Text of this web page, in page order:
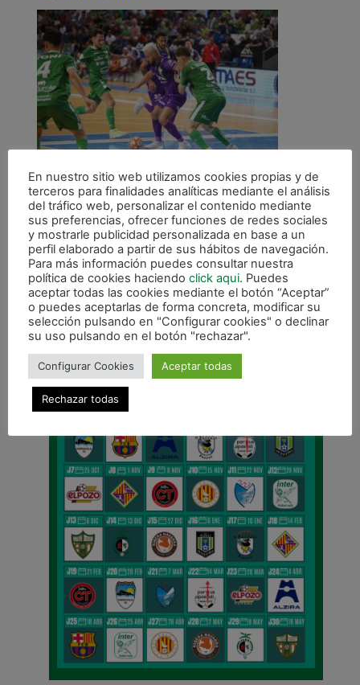
ANTERIOR
La salvación se decidirá en Anaitasuna
CALENDARIO DE LIGA
En nuestro sitio web utilizamos cookies propias y de
terceros para finalidades analíticas mediante el análisis
del tráfico web, personalizar el contenido mediante
sus preferencias, ofrecer funciones de redes sociales
y mostrarle publicidad personalizada en base a un
perfil elaborado a partir de sus hábitos de navegación.
Para más información puedes consultar nuestra
política de cookies haciendo click aqui. Puedes
aceptar todas las cookies mediante el botón “Aceptar”
o puedes aceptarlas de forma concreta, modificar su
selección pulsando en "Configurar cookies" o declinar
su uso pulsando en el botón "rechazar".
Configurar Cookies Aceptar todas
Rechazar todas